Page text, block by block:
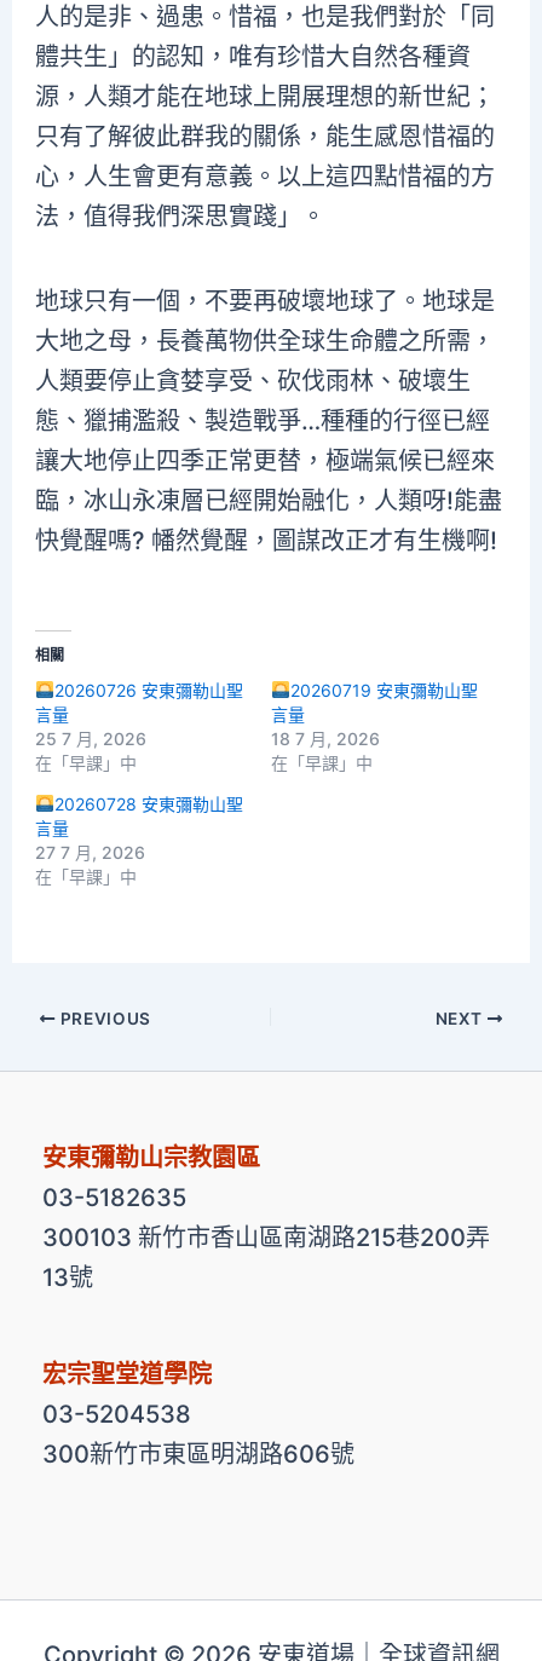
人的是非、過患。惜福，也是我們對於「同
體共生」的認知，唯有珍惜大自然各種資
源，人類才能在地球上開展理想的新世紀；
只有了解彼此群我的關係，能生感恩惜福的
心，人生會更有意義。以上這四點惜福的方
法，值得我們深思實踐」。
地球只有一個，不要再破壞地球了。地球是
大地之母，長養萬物供全球生命體之所需，
人類要停止貪婪享受、砍伐雨林、破壞生
態、獵捕濫殺、製造戰爭…種種的行徑已經
讓大地停止四季正常更替，極端氣候已經來
臨，冰山永凍層已經開始融化，人類呀!能盡
快覺醒嗎? 幡然覺醒，圖謀改正才有生機啊!
相關
20260726 安東彌勒山聖
言量
25 7 月, 2026
在「早課」中
20260719 安東彌勒山聖
言量
18 7 月, 2026
在「早課」中
20260728 安東彌勒山聖
言量
27 7 月, 2026
在「早課」中
PREVIOUS NEXT
安東彌勒山宗教園區
03-5182635
300103 新竹市香山區南湖路215巷200弄
13號
宏宗聖堂道學院
03-5204538
300新竹市東區明湖路606號
Copyright © 2026 安東道場｜全球資訊網